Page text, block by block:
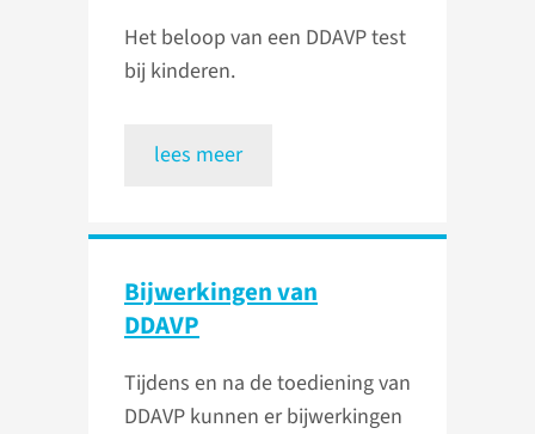
Het beloop van een DDAVP test
bij kinderen.
lees meer
Bijwerkingen van
DDAVP
Tijdens en na de toediening van
DDAVP kunnen er bijwerkingen